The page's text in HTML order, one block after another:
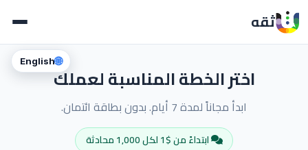
ثقه
اختر الخطة المناسبة لعملك
ابدأ مجاناً لمدة 7 أيام. بدون بطاقة ائتمان.
ابتداءً من $1 لكل 1,000 محادثة
🌐
English